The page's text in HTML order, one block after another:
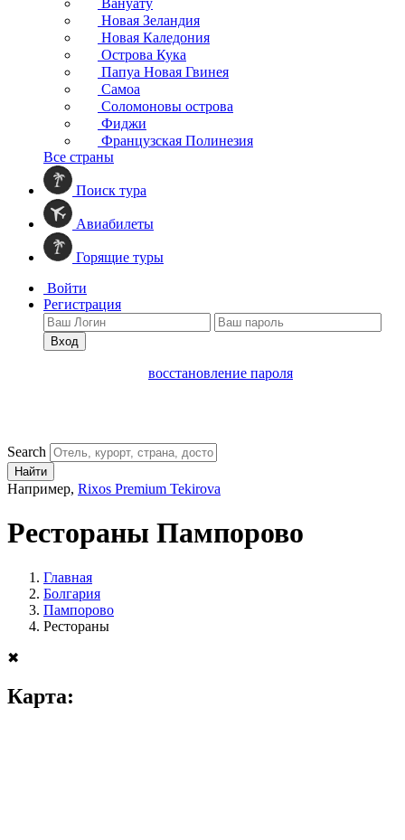
Вануату
Новая Зеландия
Новая Каледония
Острова Кука
Папуа Новая Гвинея
Самоа
Соломоновы острова
Фиджи
Французская Полинезия
Все страны
Поиск тура
Авиабилеты
Горящие туры
Войти
Регистрация
Вход
восстановление пароля
Search
Найти
Например, Rixos Premium Tekirova
Рестораны Пампорово
Главная
Болгария
Пампорово
Рестораны
✖
Карта: